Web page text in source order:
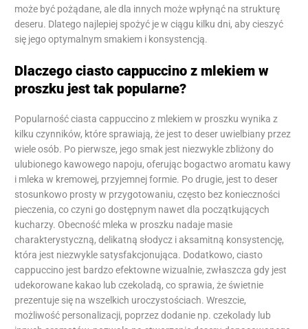
może być pożądane, ale dla innych może wpłynąć na strukturę
deseru. Dlatego najlepiej spożyć je w ciągu kilku dni, aby cieszyć
się jego optymalnym smakiem i konsystencją.
Dlaczego ciasto cappuccino z mlekiem w
proszku jest tak popularne?
Popularność ciasta cappuccino z mlekiem w proszku wynika z
kilku czynników, które sprawiają, że jest to deser uwielbiany przez
wiele osób. Po pierwsze, jego smak jest niezwykle zbliżony do
ulubionego kawowego napoju, oferując bogactwo aromatu kawy
i mleka w kremowej, przyjemnej formie. Po drugie, jest to deser
stosunkowo prosty w przygotowaniu, często bez konieczności
pieczenia, co czyni go dostępnym nawet dla początkujących
kucharzy. Obecność mleka w proszku nadaje masie
charakterystyczną, delikatną słodycz i aksamitną konsystencję,
która jest niezwykle satysfakcjonująca. Dodatkowo, ciasto
cappuccino jest bardzo efektowne wizualnie, zwłaszcza gdy jest
udekorowane kakao lub czekoladą, co sprawia, że świetnie
prezentuje się na wszelkich uroczystościach. Wreszcie,
możliwość personalizacji, poprzez dodanie np. czekolady lub